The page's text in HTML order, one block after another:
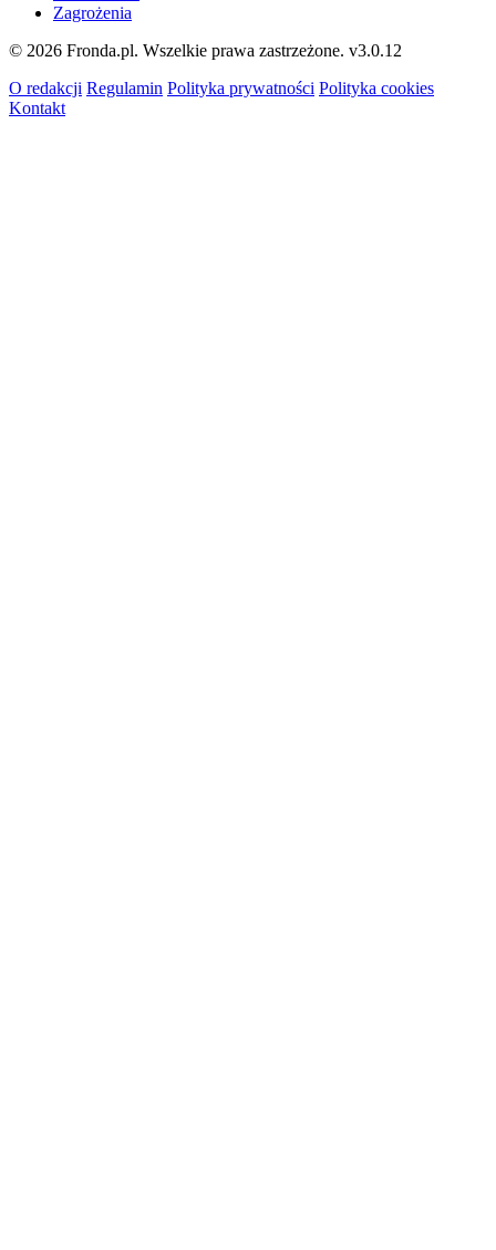
Zagrożenia
© 2026 Fronda.pl. Wszelkie prawa zastrzeżone. v3.0.12
O redakcji Regulamin Polityka prywatności Polityka cookies
Kontakt